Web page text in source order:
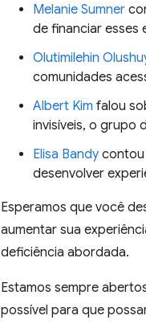
Melanie Sumner
de financiar esses
Olutimilehin
comunidades
Albert Kim falou
invisíveis, o grupo
Elisa Bandy contou
desenvolver
Esperamos que você
aumentar sua
deficiência abordada.
Estamos sempre
possível para que